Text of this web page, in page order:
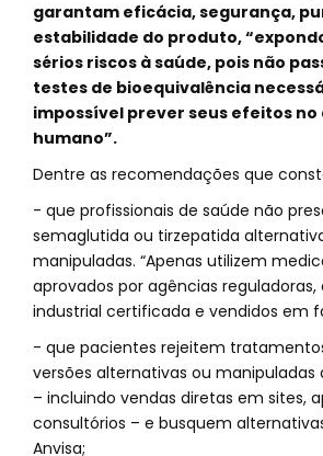
garantam eficácia, segurança,
estabilidade do produto,
sérios riscos à saúde, pois não
testes de bioequivalência
impossível prever seus efeitos no
humano”.
Dentre as recomendações que
- que profissionais de saúde não
semaglutida ou tirzepatida
manipuladas. “Apenas utilizem
aprovados por agências
industrial certificada e vendidos em
- que pacientes rejeitem
versões alternativas ou manipuladas
– incluindo vendas diretas em sites,
consultórios – e busquem
Anvisa;